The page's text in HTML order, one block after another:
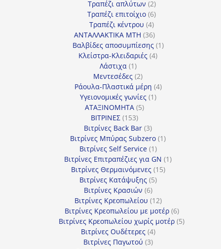
προϊόντα
Τραπέζι απλύτων 22
προϊόντα
Τραπέζι επιτοίχιο 66
προϊόντα
Τραπέζι κέντρου 44
προϊόντα
ΑΝΤΑΛΛΑΚΤΙΚΑ MTH 3636
προϊόντα
Βαλβίδες αποσυμπίεσης 11
Κλείστρα-Κλειδαριές 44
Λάστιχα 11
προϊόν
Μεντεσέδες 22
προϊόντα
Ράουλα-Πλαστικά μέρη 44
Υγειονομικές γωνίες 11
ΑΤΑΞΙΝΟΜΗΤΑ 55
ΒΙΤΡΙΝΕΣ 153153
προϊόντα
Βιτρίνες Back Bar 33
προϊόντα
Βιτρίνες Mπύρας Subzero 11
Βιτρίνες Self Service 11
προϊόν
Βιτρίνες Επιτραπέζιες για GN 11
Βιτρίνες Θερμαινόμενες 1515
Βιτρίνες Κατάψυξης 55
Βιτρίνες Κρασιών 66
προϊόντα
Βιτρίνες Κρεοπωλείου 1212
προϊόντα
Βιτρίνες Κρεοπωλείου με μοτέρ 66
προϊόντα
Βιτρίνες Κρεοπωλείου χωρίς μοτέρ 55
Βιτρίνες Ουδέτερες 44
προϊόντα
Βιτρίνες Παγωτού 33